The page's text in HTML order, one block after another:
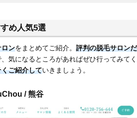
め人気5選
ロンをまとめてご紹介。 評判の脱毛サロンだ
、気になるところがあればぜひ行ってみてく
ご紹介していきましょう。
/ 熊谷